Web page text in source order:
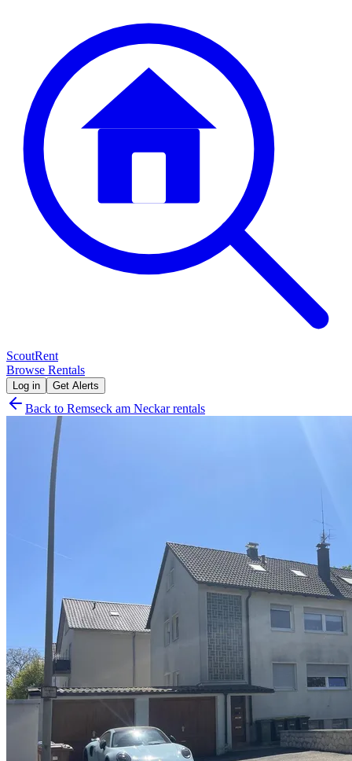
ScoutRent
Browse Rentals
Log in Get Alerts
Back to Remseck am Neckarrentals